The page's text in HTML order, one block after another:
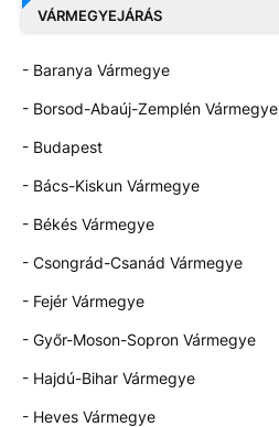
VÁRMEGYEJÁRÁS
- Baranya Vármegye
- Borsod-Abaúj-Zemplén Vármegye
- Budapest
- Bács-Kiskun Vármegye
- Békés Vármegye
- Csongrád-Csanád Vármegye
- Fejér Vármegye
- Győr-Moson-Sopron Vármegye
- Hajdú-Bihar Vármegye
- Heves Vármegye